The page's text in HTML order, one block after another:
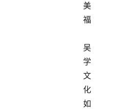
美
福
吴
学
文
化
如